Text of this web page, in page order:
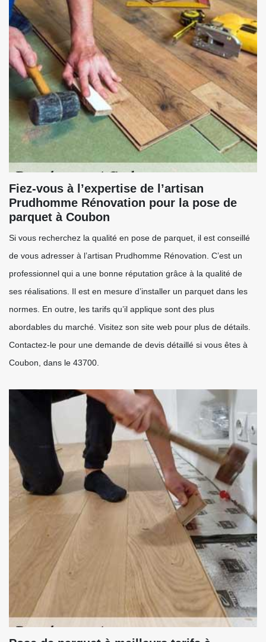
Fiez-vous à l’expertise de l’artisan
Prudhomme Rénovation pour la pose de
parquet à Coubon
Si vous recherchez la qualité en pose de parquet, il est conseillé
de vous adresser à l’artisan Prudhomme Rénovation. C’est un
professionnel qui a une bonne réputation grâce à la qualité de
ses réalisations. Il est en mesure d’installer un parquet dans les
normes. En outre, les tarifs qu’il applique sont des plus
abordables du marché. Visitez son site web pour plus de détails.
Contactez-le pour une demande de devis détaillé si vous êtes à
Coubon, dans le 43700.